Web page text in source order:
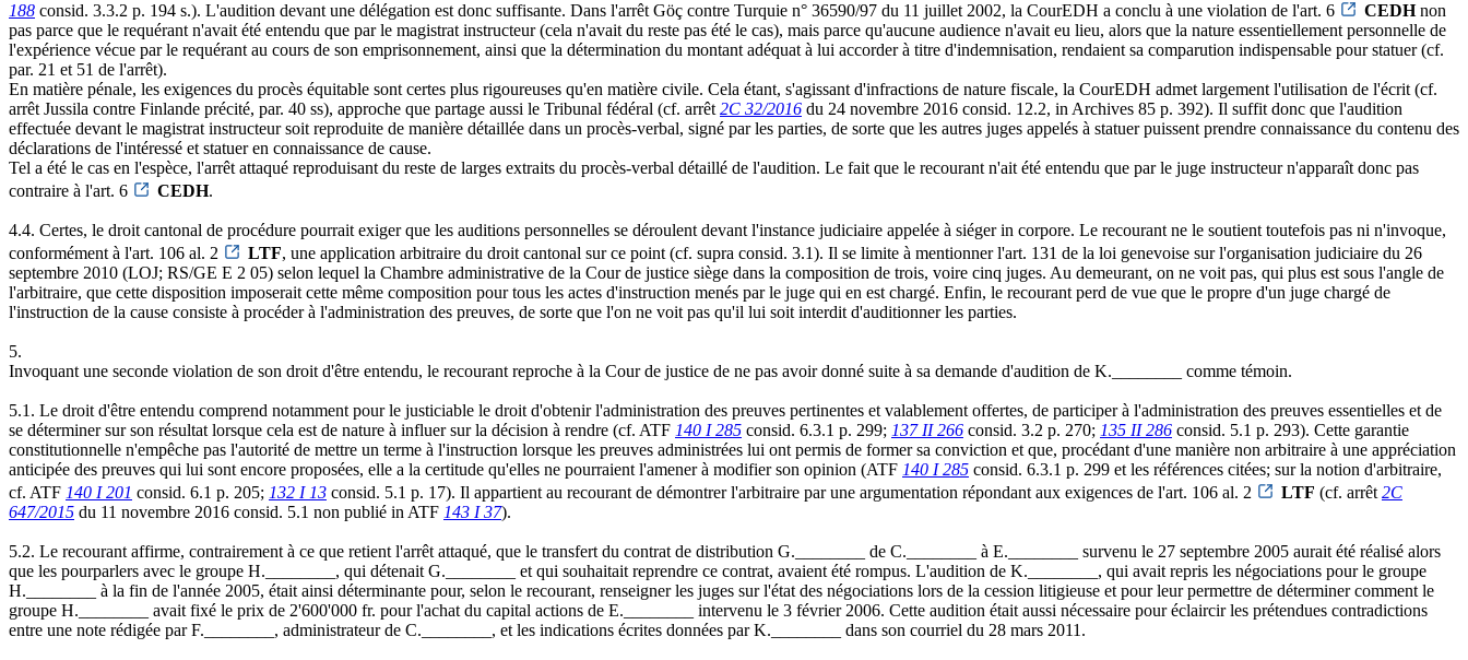
188 consid. 3.3.2 p. 194 s.). L'audition devant une délégation est donc suffisante. Dans l'arrêt Göç contre Turquie n° 36590/97 du 11 juillet 2002, la CourEDH a conclu à une violation de l'art. 6 CEDHnon
pas parce que le requérant n'avait été entendu que par le magistrat instructeur (cela n'avait du reste pas été le cas), mais parce qu'aucune audience n'avait eu lieu, alors que la nature essentiellement personnelle de
l'expérience vécue par le requérant au cours de son emprisonnement, ainsi que la détermination du montant adéquat à lui accorder à titre d'indemnisation, rendaient sa comparution indispensable pour statuer (cf.
par. 21 et 51 de l'arrêt).
En matière pénale, les exigences du procès équitable sont certes plus rigoureuses qu'en matière civile. Cela étant, s'agissant d'infractions de nature fiscale, la CourEDH admet largement l'utilisation de l'écrit (cf.
arrêt Jussila contre Finlande précité, par. 40 ss), approche que partage aussi le Tribunal fédéral (cf. arrêt 2C 32/2016 du 24 novembre 2016 consid. 12.2, in Archives 85 p. 392). Il suffit donc que l'audition
effectuée devant le magistrat instructeur soit reproduite de manière détaillée dans un procès-verbal, signé par les parties, de sorte que les autres juges appelés à statuer puissent prendre connaissance du contenu des
déclarations de l'intéressé et statuer en connaissance de cause.
Tel a été le cas en l'espèce, l'arrêt attaqué reproduisant du reste de larges extraits du procès-verbal détaillé de l'audition. Le fait que le recourant n'ait été entendu que par le juge instructeur n'apparaît donc pas
contraire à l'art. 6
CEDH.
4.4. Certes, le droit cantonal de procédure pourrait exiger que les auditions personnelles se déroulent devant l'instance judiciaire appelée à siéger in corpore. Le recourant ne le soutient toutefois pas ni n'invoque,
conformément à l'art. 106 al. 2
LTF, une application arbitraire du droit cantonal sur ce point (cf. supra consid. 3.1). Il se limite à mentionner l'art. 131 de la loi genevoise sur l'organisation judiciaire du 26
septembre 2010 (LOJ; RS/GE E 2 05) selon lequel la Chambre administrative de la Cour de justice siège dans la composition de trois, voire cinq juges. Au demeurant, on ne voit pas, qui plus est sous l'angle de
l'arbitraire, que cette disposition imposerait cette même composition pour tous les actes d'instruction menés par le juge qui en est chargé. Enfin, le recourant perd de vue que le propre d'un juge chargé de
l'instruction de la cause consiste à procéder à l'administration des preuves, de sorte que l'on ne voit pas qu'il lui soit interdit d'auditionner les parties.
5.
Invoquant une seconde violation de son droit d'être entendu, le recourant reproche à la Cour de justice de ne pas avoir donné suite à sa demande d'audition de K.________ comme témoin.
5.1. Le droit d'être entendu comprend notamment pour le justiciable le droit d'obtenir l'administration des preuves pertinentes et valablement offertes, de participer à l'administration des preuves essentielles et de
se déterminer sur son résultat lorsque cela est de nature à influer sur la décision à rendre (cf. ATF 140 I 285 consid. 6.3.1 p. 299; 137 II 266 consid. 3.2 p. 270; 135 II 286 consid. 5.1 p. 293). Cette garantie
constitutionnelle n'empêche pas l'autorité de mettre un terme à l'instruction lorsque les preuves administrées lui ont permis de former sa conviction et que, procédant d'une manière non arbitraire à une appréciation
anticipée des preuves qui lui sont encore proposées, elle a la certitude qu'elles ne pourraient l'amener à modifier son opinion (ATF 140 I 285 consid. 6.3.1 p. 299 et les références citées; sur la notion d'arbitraire,
cf. ATF 140 I 201 consid. 6.1 p. 205; 132 I 13 consid. 5.1 p. 17). Il appartient au recourant de démontrer l'arbitraire par une argumentation répondant aux exigences de l'art. 106 al. 2 LTF (cf. arrêt 2C
647/2015 du 11 novembre 2016 consid. 5.1 non publié in ATF 143 I 37).
5.2. Le recourant affirme, contrairement à ce que retient l'arrêt attaqué, que le transfert du contrat de distribution G.________ de C.________ à E.________ survenu le 27 septembre 2005 aurait été réalisé alors
que les pourparlers avec le groupe H.________, qui détenait G.________ et qui souhaitait reprendre ce contrat, avaient été rompus. L'audition de K.________, qui avait repris les négociations pour le groupe
H.________ à la fin de l'année 2005, était ainsi déterminante pour, selon le recourant, renseigner les juges sur l'état des négociations lors de la cession litigieuse et pour leur permettre de déterminer comment le
groupe H.________ avait fixé le prix de 2'600'000 fr. pour l'achat du capital actions de E.________ intervenu le 3 février 2006. Cette audition était aussi nécessaire pour éclaircir les prétendues contradictions
entre une note rédigée par F.________, administrateur de C.________, et les indications écrites données par K.________ dans son courriel du 28 mars 2011.